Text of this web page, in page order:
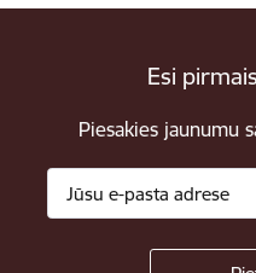
Esi
Piesakies jaunumu